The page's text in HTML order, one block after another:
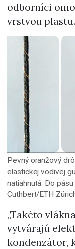
odborníci
vrstvou plastu.
Pevný oranžový
elastickej vodivej
natiahnutá. Do
Cuthbert/ETH
„Takéto
vytvárajú
kondenzátor,